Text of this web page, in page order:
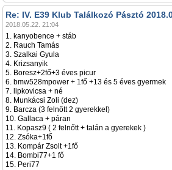
Re: IV. E39 Klub Találkozó Pásztó
2018.05.22. 21:04
1. kanyobence + stáb
2. Rauch Tamás
3. Szalkai Gyula
4. Krizsanyik
5. Boresz+2fő+3 éves picur
6. bmw528mpower + 1fő +13 és 5 éves gyermek
7. lipkovicsa + né
8. Munkácsi Zoli (dez)
9. Barcza (3 felnőtt 2 gyerekkel)
10. Gallaca + páran
11. Kopasz9 ( 2 felnőtt + talán a gyerekek )
12. Zsóka+1fő
13. Kompár Zsolt +1fő
14. Bombi77+1 fő
15. Peri77